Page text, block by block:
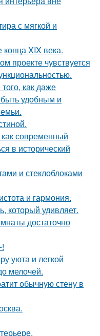
с мягкой и
XIX века.
проекте чувствуется
как даже
удобным и
современный
в исторический
и стеклоблоками
и гармония.
который удивляет.
достаточно
уюта и легкой
мелочей.
обычную стену в